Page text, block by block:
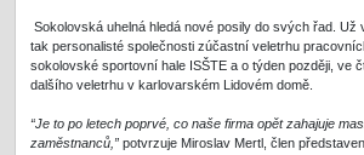
Sokolovská uhelná hledá nové posily do svých řad. Už
tak personalisté společnosti zúčastní veletrhu
sokolovské sportovní hale ISŠTE a o týden později, ve
dalšího veletrhu v karlovarském Lidovém domě.
“Je to po letech poprvé, co naše firma opět zahajuje
zaměstnanců,” potvrzuje Miroslav Mertl, člen